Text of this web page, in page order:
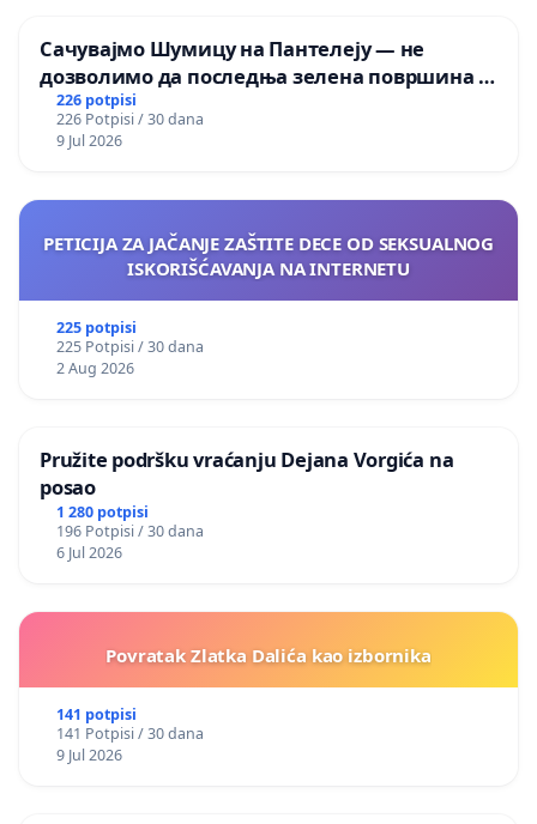
Сачувајмо Шумицу на Пантелеју — не
дозволимо да последња зелена површина у
Мавровској постане депонија
226 potpisi
226 Potpisi / 30 dana
9 Jul 2026
PETICIJA ZA JAČANJE ZAŠTITE DECE OD SEKSUALNOG
ISKORIŠĆAVANJA NA INTERNETU
225 potpisi
225 Potpisi / 30 dana
2 Aug 2026
Pružite podršku vraćanju Dejana Vorgića na
posao
1 280 potpisi
196 Potpisi / 30 dana
6 Jul 2026
Povratak Zlatka Dalića kao izbornika
141 potpisi
141 Potpisi / 30 dana
9 Jul 2026